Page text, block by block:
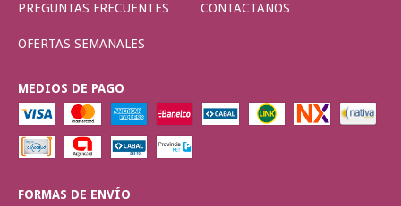
PREGUNTAS FRECUENTES CONTACTANOS
OFERTAS SEMANALES
MEDIOS DE PAGO
FORMAS DE ENVÍO